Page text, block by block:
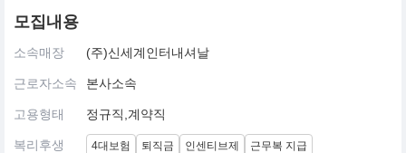
모집내용
소속매장 (주)신세계인터내셔날
근로자소속 본사소속
고용형태 정규직,계약직
복리후생 4대보험 퇴직금 인센티브제 근무복 지급